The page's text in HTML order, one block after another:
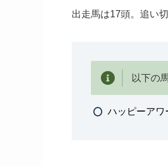
出走馬は17頭。追い
以下の
ハッピーアワ